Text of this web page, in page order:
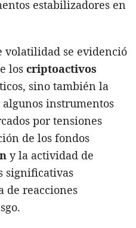
estabilizadores en
volatilidad se evidenció
los criptoactivos
sino también la
instrumentos
por tensiones
de los fondos
y la actividad de
significativas
de reacciones